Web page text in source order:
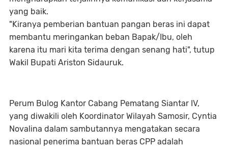
yang baik.
"Kiranya pemberian bantuan pangan beras ini dapat
membantu meringankan beban Bapak/Ibu, oleh
karena itu mari kita terima dengan senang hati", tutup
Wakil Bupati Ariston Sidauruk.
Perum Bulog Kantor Cabang Pematang Siantar IV,
yang diwakili oleh Koordinator Wilayah Samosir, Cyntia
Novalina dalam sambutannya mengatakan secara
nasional penerima bantuan beras CPP adalah